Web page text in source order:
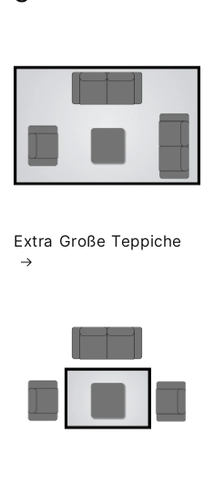
Extra Große Teppiche